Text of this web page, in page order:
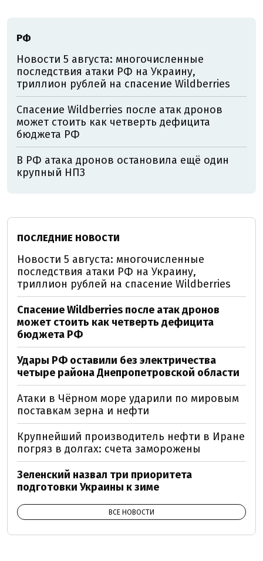
РФ
Новости 5 августа: многочисленные
последствия атаки РФ на Украину,
триллион рублей на спасение Wildberries
Спасение Wildberries после атак дронов
может стоить как четверть дефицита
бюджета РФ
В РФ атака дронов остановила ещё один
крупный НПЗ
ПОСЛЕДНИЕ НОВОСТИ
Новости 5 августа: многочисленные
последствия атаки РФ на Украину,
триллион рублей на спасение Wildberries
Спасение Wildberries после атак дронов
может стоить как четверть дефицита
бюджета РФ
Удары РФ оставили без электричества
четыре района Днепропетровской области
Атаки в Чёрном море ударили по мировым
поставкам зерна и нефти
Крупнейший производитель нефти в Иране
погряз в долгах: счета заморожены
Зеленский назвал три приоритета
подготовки Украины к зиме
ВСЕ НОВОСТИ